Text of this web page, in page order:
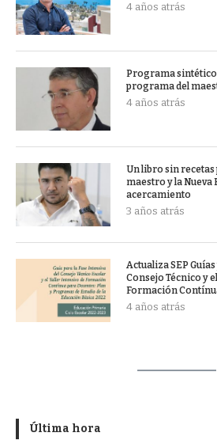
4 años atrás
Programa
programa del
4 años atrás
Un libro sin recetas
maestro y la Nueva
acercamiento
3 años atrás
Actualiza SEP
Consejo Técnico y
Formación
4 años atrás
Última hora